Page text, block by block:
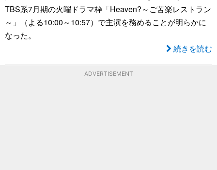
TBS系7月期の火曜ドラマ枠「Heaven?～ご苦楽レストラン
～」（よる10:00～10:57）で主演を務めることが明らかに
なった。
続きを読む
ADVERTISEMENT